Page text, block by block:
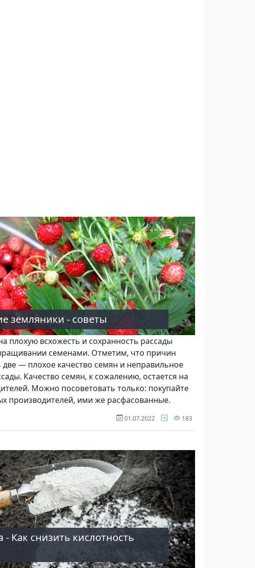
земляники - советы
плохую всхо­жесть и сохранность рас­сады
семенами. Отметим, что причин
— плохое качество семян и неправильное
Качест­во семян, к сожалению, остается на
Можно по­советовать только: поку­пайте
производителей, ими же расфасованные.
01.07.2022 183просмотра
- Как снизить кислотность